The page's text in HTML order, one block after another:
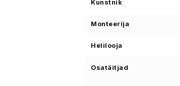
Kunstnik
Monteerija
Helilooja
Osatäitjad